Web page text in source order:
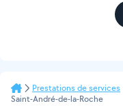
Prestations de services
Saint-André-de-la-Roche